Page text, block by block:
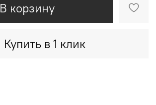
В корзину
Купить в 1 клик